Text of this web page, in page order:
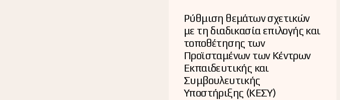
Ρύθμιση θεμάτων σχετικών
με τη διαδικασία επιλογής και
τοποθέτησης των
Προϊσταμένων των Κέντρων
Εκπαιδευτικής και
Συμβουλευτικής
Υποστήριξης (ΚΕΣΥ)